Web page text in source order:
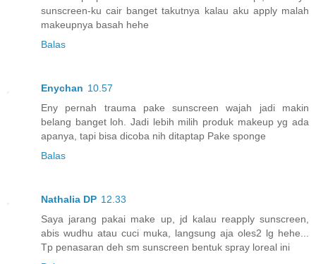
sunscreen-ku cair banget takutnya kalau aku apply malah
makeupnya basah hehe
Balas
Enychan 10.57
Eny pernah trauma pake sunscreen wajah jadi makin
belang banget loh. Jadi lebih milih produk makeup yg ada
apanya, tapi bisa dicoba nih ditaptap Pake sponge
Balas
Nathalia DP 12.33
Saya jarang pakai make up, jd kalau reapply sunscreen,
abis wudhu atau cuci muka, langsung aja oles2 lg hehe...
Tp penasaran deh sm sunscreen bentuk spray loreal ini